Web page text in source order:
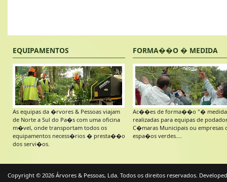
EQUIPAMENTOS
As equipas da �rvores & Pessoas viajam
de Norte a Sul do Pa�s com uma oficina
m�vel, onde transportam todos os
equipamentos necess�rios � presta��o
dos servi�os.
FORMA��O � MEDIDA
Ac��es de forma��o "�
realizadas para equipas de
C�maras Municipais ou empresas
espa�os verdes....
Copyright © 2026 Árvores & Pessoas, Lda. Todos os direitos reservados.